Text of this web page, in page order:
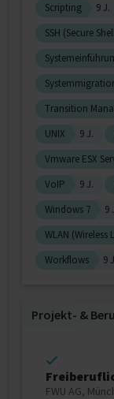
Scripting
9 J.
SSH (Secure
Transition
UNIX
9 J.
Vmware ESX
VoIP
9 J.
Windows 7
9
WLAN
Workflows
9
Projekt‐ &
FWU AG,